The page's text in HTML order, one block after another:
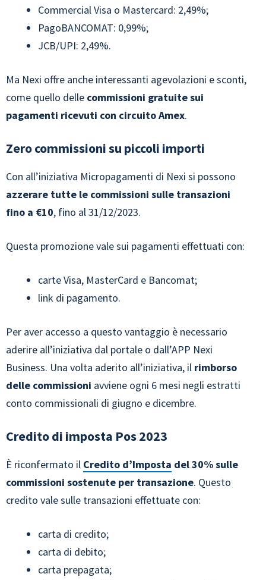
Commercial Visa o Mastercard: 2,49%;
PagoBANCOMAT: 0,99%;
JCB/UPI: 2,49%.
Ma Nexi offre anche interessanti agevolazioni e sconti,
come quello delle commissioni gratuite sui
pagamenti ricevuti con circuito Amex.
Zero commissioni su piccoli importi
Con all’iniziativa Micropagamenti di Nexi si possono
azzerare tutte le commissioni sulle transazioni
fino a €10, fino al 31/12/2023.
Questa promozione vale sui pagamenti effettuati con:
carte Visa, MasterCard e Bancomat;
link di pagamento.
Per aver accesso a questo vantaggio è necessario
aderire all’iniziativa dal portale o dall’APP Nexi
Business. Una volta aderito all’iniziativa, il rimborso
delle commissioni avviene ogni 6 mesi negli estratti
conto commissionali di giugno e dicembre.
Credito di imposta Pos 2023
È riconfermato il Credito d’Imposta del 30% sulle
commissioni sostenute per transazione. Questo
credito vale sulle transazioni effettuate con:
carta di credito;
carta di debito;
carta prepagata;